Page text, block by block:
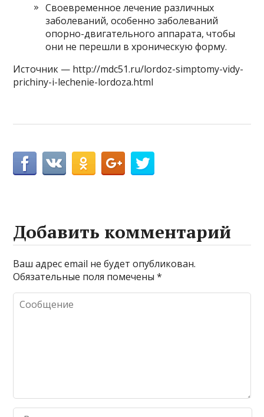
Своевременное лечение различных
заболеваний, особенно заболеваний
опорно-двигательного аппарата, чтобы
они не перешли в хроническую форму.
Источник — http://mdc51.ru/lordoz-simptomy-vidy-
prichiny-i-lechenie-lordoza.html
Добавить комментарий
Ваш адрес email не будет опубликован.
Обязательные поля помечены*